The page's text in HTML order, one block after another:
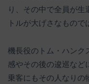
り、その中で全員が生
トルが大げさなもので
機長役のトム・ハンク
感やその後の逡巡など
乗客にもその人なりの